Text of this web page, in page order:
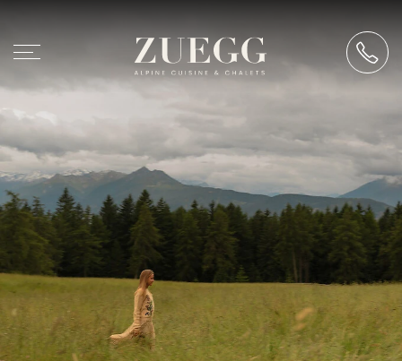
Chalet Zuegg
Wohnen
Alpine Cuisine
Events
Erleben
Lage auf 1820m